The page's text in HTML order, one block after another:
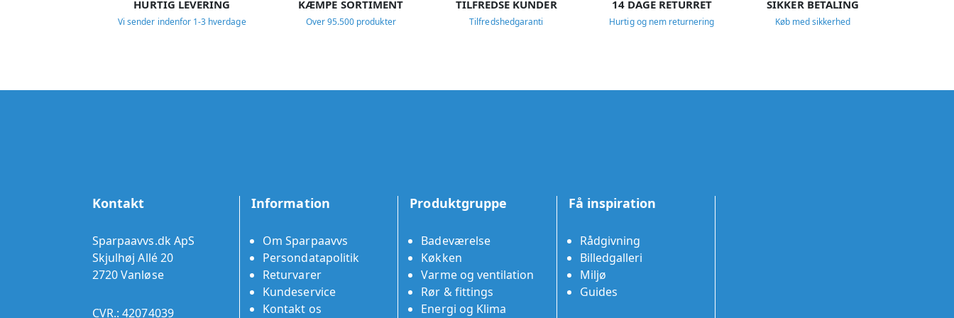
HURTIG LEVERING
Vi sender indenfor 1-3 hverdage
KÆMPE SORTIMENT
Over 95.500 produkter
TILFREDSE KUNDER
Tilfredshedgaranti
14 DAGE RETURRET
Hurtig og nem returnering
SIKKER BETALING
Køb med sikkerhed
Kontakt
Sparpaavvs.dk ApS
Skjulhøj Allé 20
2720 Vanløse
CVR.: 42074039
Information
Om Sparpaavvs
Persondatapolitik
Returvarer
Kundeservice
Kontakt os
Produktgruppe
Badeværelse
Køkken
Varme og ventilation
Rør & fittings
Energi og Klima
Få inspiration
Rådgivning
Billedgalleri
Miljø
Guides